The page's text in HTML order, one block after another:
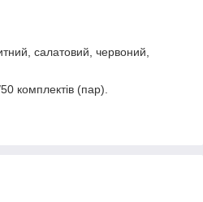
салатовий, червоний,
комплектів (пар).